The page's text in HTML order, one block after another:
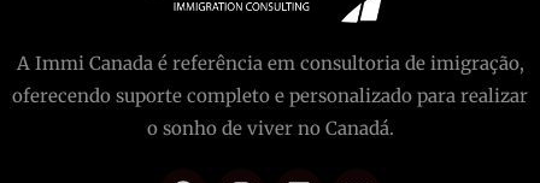
A Immi Canada é referência em consultoria de imigração,
oferecendo suporte completo e personalizado para realizar
o sonho de viver no Canadá.